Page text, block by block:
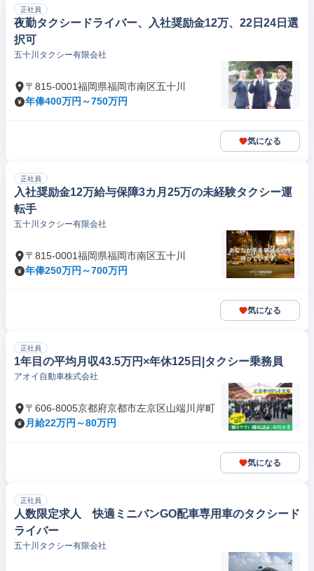
正社員
夜勤タクシードライバー、入社奨励金12万、22日24日選
択可
五十川タクシー有限会社
〒815-0001福岡県福岡市南区五十川
年俸400万円～750万円
気になる
正社員
入社奨励金12万給与保障3カ月25万の未経験タクシー運
転手
五十川タクシー有限会社
〒815-0001福岡県福岡市南区五十川
年俸250万円～700万円
気になる
正社員
1年目の平均月収43.5万円×年休125日|タクシー乗務員
アオイ自動車株式会社
〒606-8005京都府京都市左京区山端川岸町
月給22万円～80万円
気になる
正社員
人数限定求人 快適ミニバンGO配車専用車のタクシード
ライバー
五十川タクシー有限会社